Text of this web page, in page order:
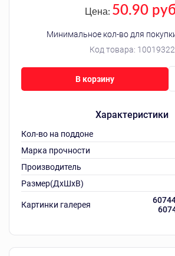
Код товара: 10019322
Цена: 50.90
Минимальное кол-во для
Характеристики
Кол-во на поддоне
Марка прочности
Производитель
Размер(ДхШхВ)
Картинки галерея
В корзину